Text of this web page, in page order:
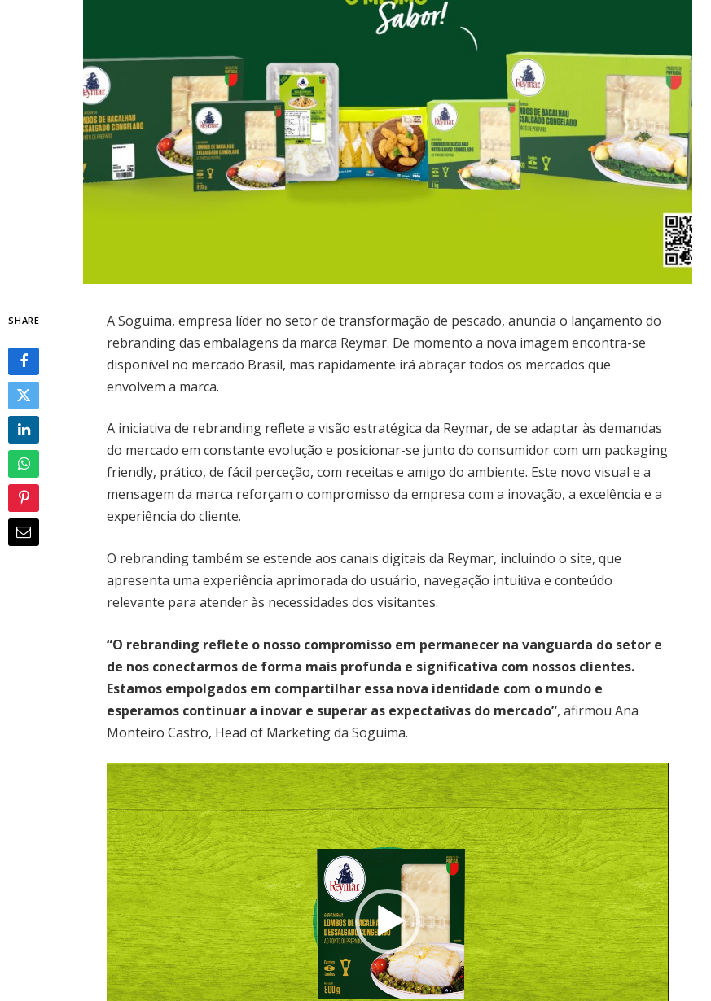
SHARE
A Soguima, empresa líder no setor de transformação de pescado, anuncia o lançamento do
rebranding das embalagens da marca Reymar. De momento a nova imagem encontra-se
disponível no mercado Brasil, mas rapidamente irá abraçar todos os mercados que
envolvem a marca.
A iniciativa de rebranding reflete a visão estratégica da Reymar, de se adaptar às demandas
do mercado em constante evolução e posicionar-se junto do consumidor com um packaging
friendly, prático, de fácil perceção, com receitas e amigo do ambiente. Este novo visual e a
mensagem da marca reforçam o compromisso da empresa com a inovação, a excelência e a
experiência do cliente.
O rebranding também se estende aos canais digitais da Reymar, incluindo o site, que
apresenta uma experiência aprimorada do usuário, navegação intuitiva e conteúdo
relevante para atender às necessidades dos visitantes.
“O rebranding reflete o nosso compromisso em permanecer na vanguarda do setor e
de nos conectarmos de forma mais profunda e significativa com nossos clientes.
Estamos empolgados em compartilhar essa nova identidade com o mundo e
esperamos continuar a inovar e superar as expectativas do mercado”, afirmou Ana
Monteiro Castro, Head of Marketing da Soguima.
Reprodutor
de
vídeo